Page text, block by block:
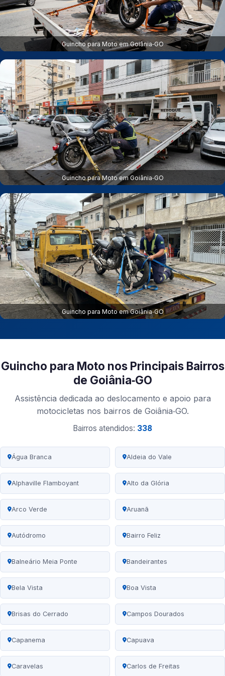
Guincho para Moto em Goiânia‑GO
Guincho para Moto em Goiânia‑GO
Guincho para Moto em Goiânia‑GO
Guincho para Moto nos Principais Bairros
de Goiânia‑GO
Assistência dedicada ao deslocamento e apoio para
motocicletas nos bairros de Goiânia‑GO.
Bairros atendidos: 338
Água Branca Aldeia do Vale
Alphaville Flamboyant Alto da Glória
Arco Verde Aruanã
Autódromo Bairro Feliz
Balneário Meia Ponte Bandeirantes
Bela Vista Boa Vista
Brisas do Cerrado Campos Dourados
Capanema Capuava
Caravelas Carlos de Freitas